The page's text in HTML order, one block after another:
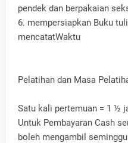
pendek dan berpakaian
6. mempersiapkan Buku
mencatatWaktu
Pelatihan dan Masa
Satu kali pertemuan = 1 ½
Untuk Pembayaran Cash
boleh mengambil